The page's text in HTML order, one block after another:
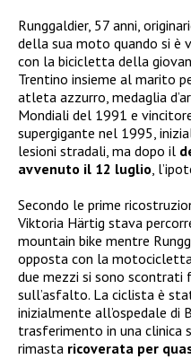
Runggaldier, 57 anni,
della sua moto quando si è
con la bicicletta della
Trentino insieme al marito
atleta azzurro, medaglia
Mondiali del 1991 e
supergigante nel 1995,
lesioni stradali, ma dopo il
avvenuto il 12 luglio,
Secondo le prime
Viktoria Härtig stava
mountain bike mentre
opposta con la
due mezzi si sono
sull’asfalto. La ciclista è
inizialmente all’ospedale di
trasferimento in una clinica
rimasta ricoverata per